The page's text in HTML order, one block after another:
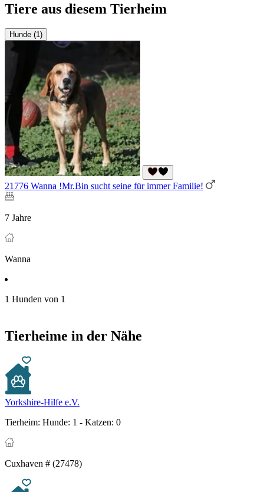
Tiere aus diesem Tierheim
Hunde (1)
21776 Wanna !Mr.Bin sucht seine für immer Familie!
7 Jahre
Wanna
1 Hunden von 1
Tierheime in der Nähe
Yorkshire-Hilfe e.V.
Tierheim: Hunde: 1 - Katzen: 0
Cuxhaven # (27478)